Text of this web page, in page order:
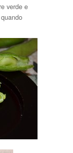
verde e